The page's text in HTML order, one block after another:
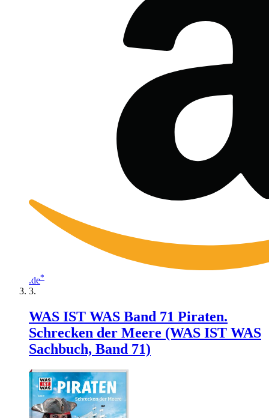
.de*
WAS IST WAS Band 71 Piraten.
Schrecken der Meere (WAS IST WAS
Sachbuch, Band 71)